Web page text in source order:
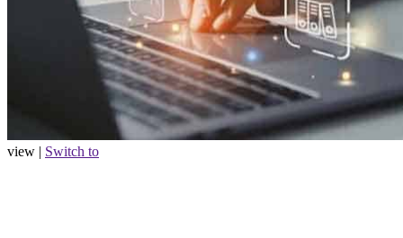
view | Switch to